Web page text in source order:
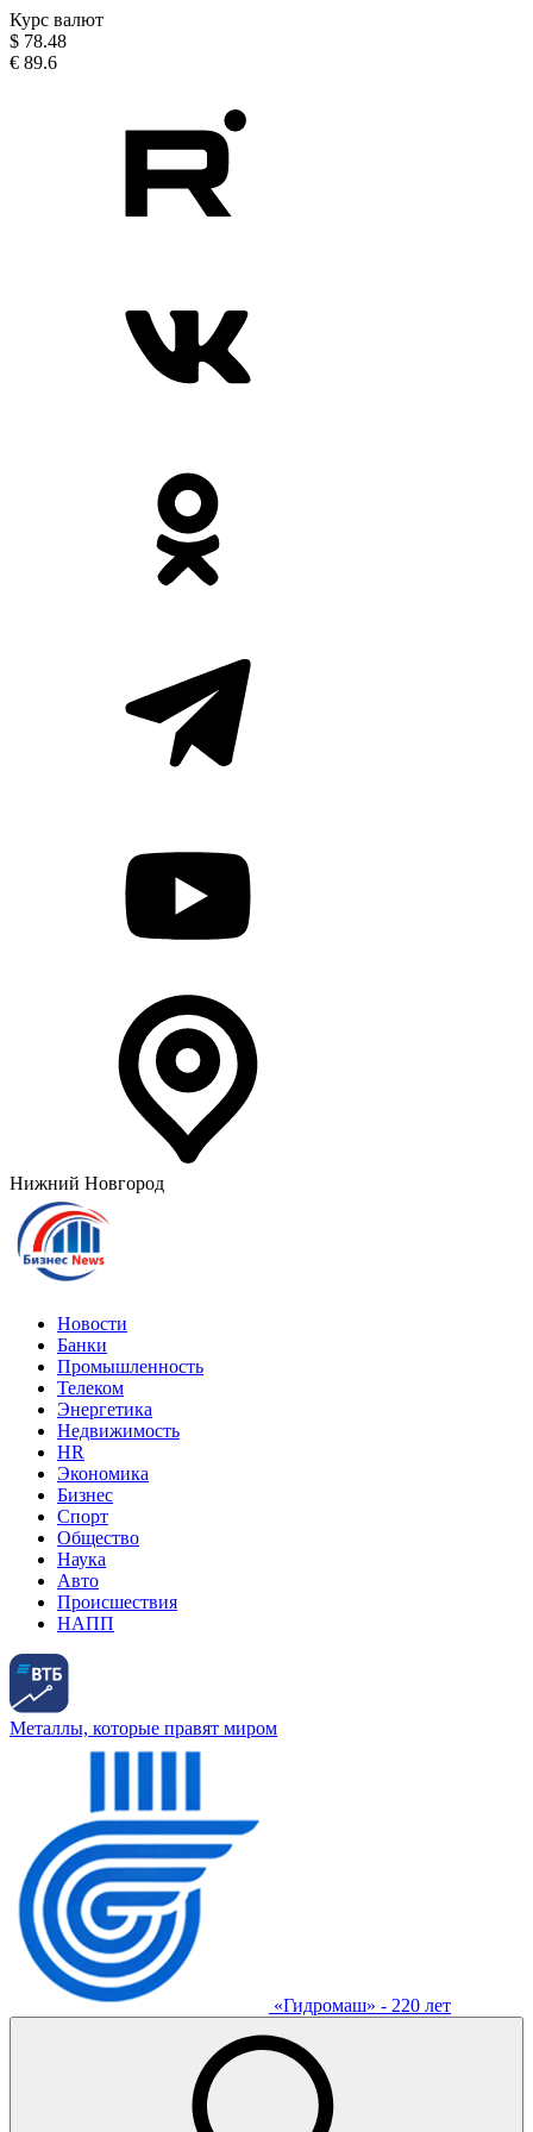
Курс валют
$ 78.48
€ 89.6
Нижний Новгород
Новости
Банки
Промышленность
Телеком
Энергетика
Недвижимость
HR
Экономика
Бизнес
Спорт
Общество
Наука
Авто
Происшествия
НАПП
Металлы, которые правят миром
«Гидромаш» - 220 лет